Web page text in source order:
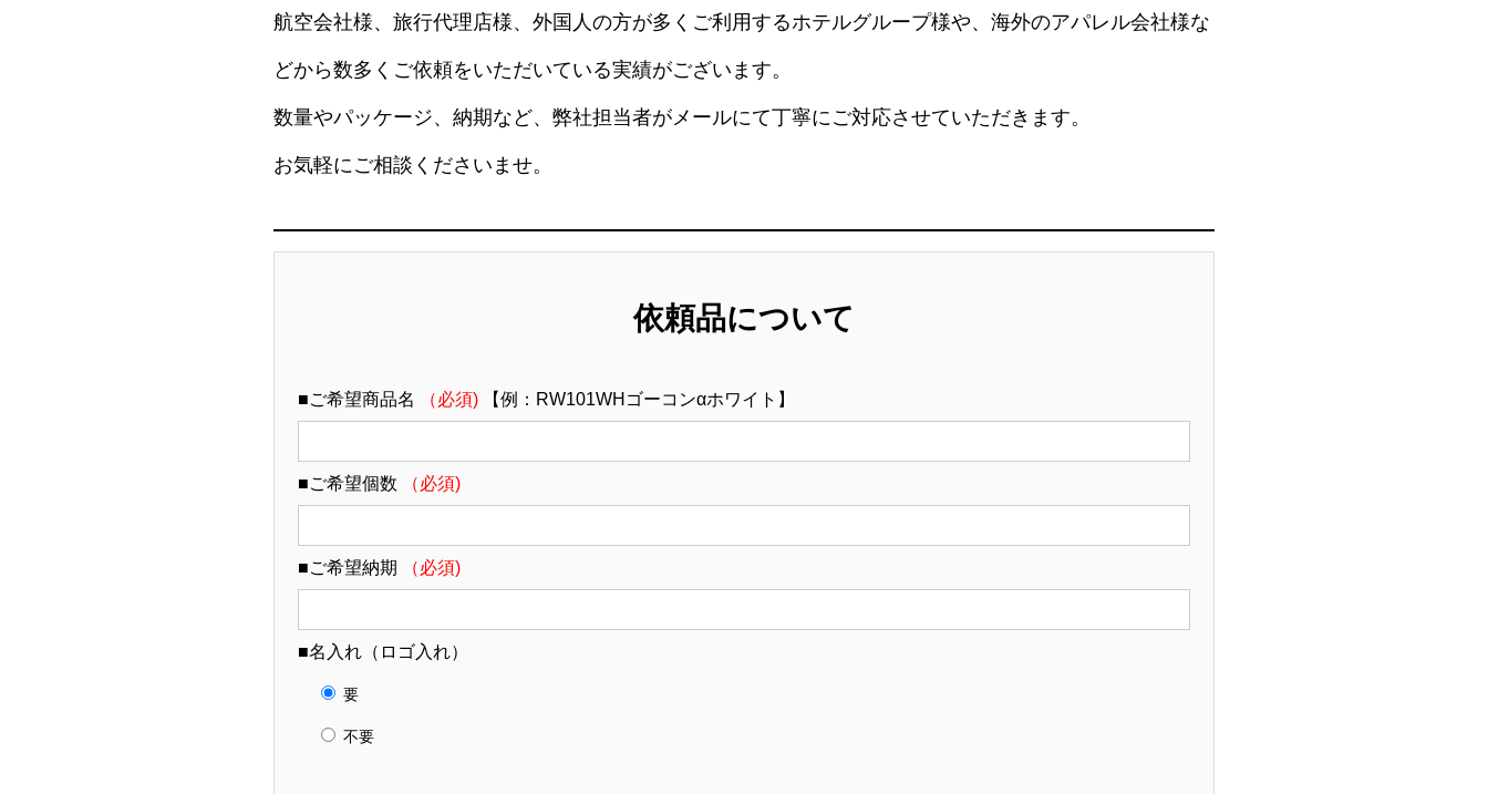
航空会社様、旅行代理店様、外国人の方が多くご利用するホテルグループ様や、海外のアパレル会社様な
どから数多くご依頼をいただいている実績がございます。
数量やパッケージ、納期など、弊社担当者がメールにて丁寧にご対応させていただきます。
お気軽にご相談くださいませ。
依頼品について
■ご希望商品名 （必須) 【例：RW101WHゴーコンαホワイト】
■ご希望個数 （必須)
■ご希望納期 （必須)
■名入れ（ロゴ入れ）
要
不要